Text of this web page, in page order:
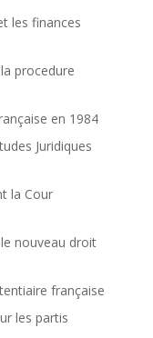
les finances
procedure
en 1984
Juridiques
la Cour
nouveau droit
française
les partis